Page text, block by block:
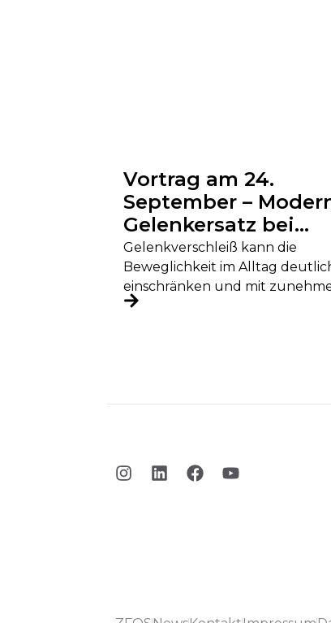
Vortrag am 24.
September –
Gelenkersatz bei
Arthrose
Gelenkverschleiß kann die
Beweglichkeit im Alltag
einschränken und mit
Schmerzen verbunden sein.